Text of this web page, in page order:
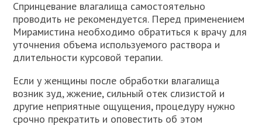
Спринцевание влагалища самостоятельно
проводить не рекомендуется. Перед применением
Мирамистина необходимо обратиться к врачу для
уточнения объема используемого раствора и
длительности курсовой терапии.
Если у женщины после обработки влагалища
возник зуд, жжение, сильный отек слизистой и
другие неприятные ощущения, процедуру нужно
срочно прекратить и оповестить об этом